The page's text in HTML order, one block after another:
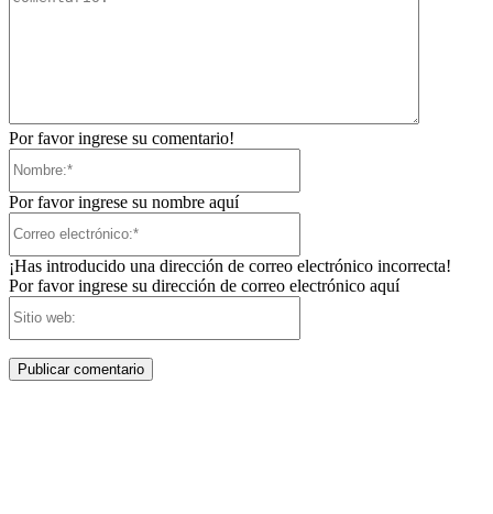
Por favor ingrese su comentario!
Por favor ingrese su nombre aquí
¡Has introducido una dirección de correo electrónico incorrecta!
Por favor ingrese su dirección de correo electrónico aquí